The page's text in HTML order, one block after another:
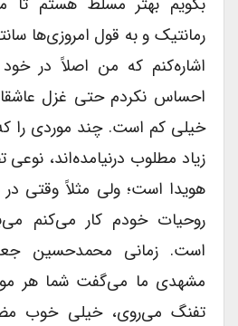
رمانتیک و به قول امروزی‌ها
اشاره‌کنم که من اصلاً در خود
احساس نکردم حتی غزل
خیلی کم است. چند موردی را که
زیاد مطلوب درنیامده‌اند، نوعی
هویدا است؛ ولی مثلاً وقتی در
روحیات خودم کار می‌کنم
است. زمانی محمدحسین
مشهدی ما می‌گفت شما هر
تفنگ می‌روی، خیلی خوب